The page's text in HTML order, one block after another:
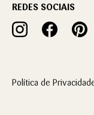
REDES SOCIAIS
Política de